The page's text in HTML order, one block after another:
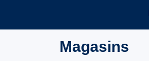
Magasins